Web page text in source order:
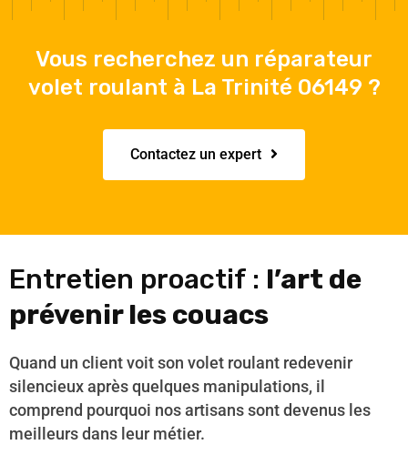
Vous recherchez un réparateur
volet roulant à La Trinité 06149 ?
Contactez un expert
Entretien proactif : l’art de
prévenir les couacs
Quand un client voit son volet roulant redevenir
silencieux après quelques manipulations, il
comprend pourquoi nos artisans sont devenus les
meilleurs dans leur métier.